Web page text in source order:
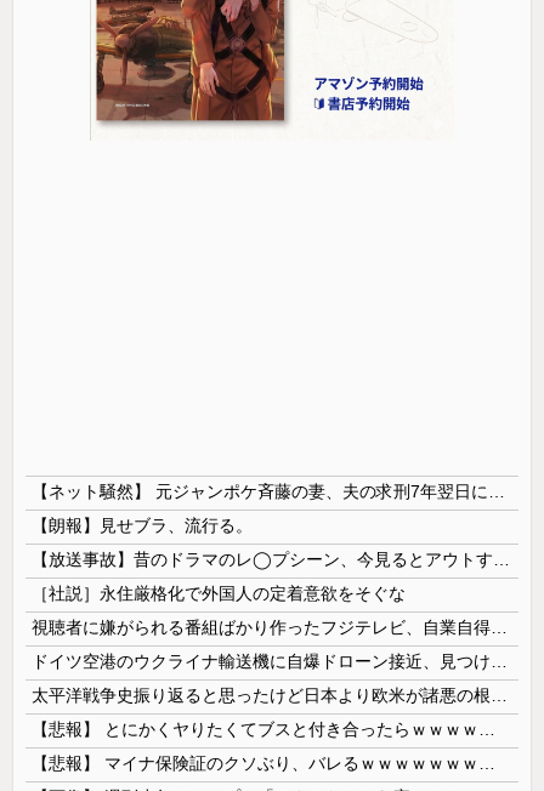
【朗報】見せブラ、流行る。
［社説］永住厳格化で外国人の定着意欲をそぐな